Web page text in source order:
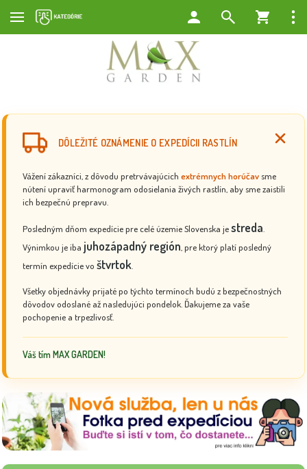
DÔLEŽITÉ OZNÁMENIE O EXPEDÍCII RASTLÍN
Vážení zákazníci, z dôvodu pretrvávajúcich extrémnych horúčav sme
nútení upraviť harmonogram odosielania živých rastlín, aby sme zaistili
ich bezpečnú prepravu.
Posledným dňom expedície pre celé územie Slovenska jestreda
Výnimkou je iba juhozápadný región , pre ktorý platí posledný
termín expedície vo štvrtok
Všetky objednávky prijaté po týchto termínoch budú z bezpečnostných
dôvodov odoslané až nasledujúci pondelok. Ďakujeme za vaše
pochopenie a trpezlivosť.
Váš tím MAX GARDEN!